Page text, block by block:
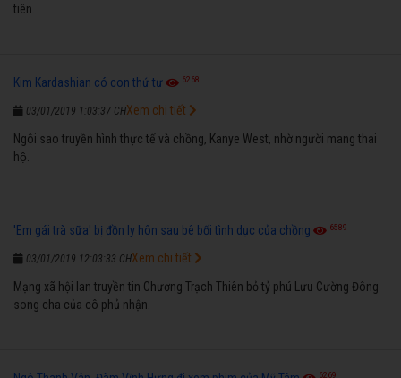
tiên.
Kim Kardashian có con thứ tư 6268
03/01/2019 1:03:37 CH
Ngôi sao truyền hình thực tế và chồng, Kanye West, nhờ người mang thai
hộ.
Xem chi tiết
'Em gái trà sữa' bị đồn ly hôn sau bê bối tình dục của chồng 6589
03/01/2019 12:03:33 CH
Mạng xã hội lan truyền tin Chương Trạch Thiên bỏ tỷ phú Lưu Cường Đông
song cha của cô phủ nhận.
Xem chi tiết
6269